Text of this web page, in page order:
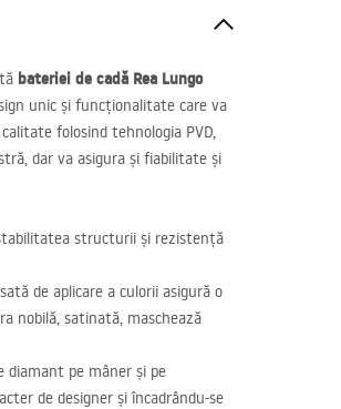
bateriei de cadă Rea Lungo
unic și funcționalitate care va
folosind tehnologia PVD,
dar va asigura și fiabilitate și
structurii și rezistență
de aplicare a culorii asigură o
nobilă, satinată, maschează
pe mâner și pe
de designer și încadrându-se